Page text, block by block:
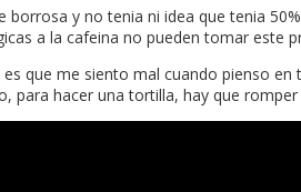
y no tenia ni idea que tenia
a la cafeina no pueden tomar este
que me siento mal cuando pienso
para hacer una tortilla, hay que